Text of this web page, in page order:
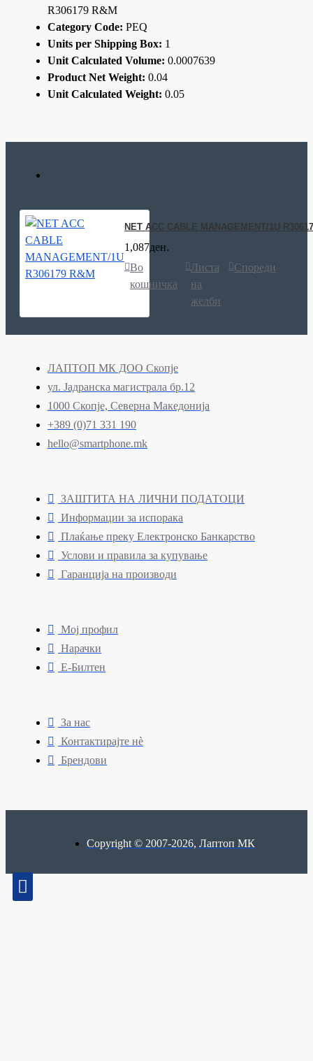
R306179 R&M
Category Code: PEQ
Units per Shipping Box: 1
Unit Calculated Volume: 0.0007639
Product Net Weight: 0.04
Unit Calculated Weight: 0.05
NET ACC CABLE MANAGEMENT/1U
1,087ден.
Во
кошничка
Листа
на
желби
Спореди
ЛАПТОП МК ДОО Скопје
ул. Јадранска магистрала бр.12
1000 Скопје, Северна Македонија
+389 (0)71 331 190
hello@smartphone.mk
ЗАШТИТА НА ЛИЧНИ ПОДАТОЦИ
Информации за испорака
Плаќање преку Електронско Банкарство
Услови и правила за купување
Гаранција на производи
Мој профил
Нарачки
Е-Билтен
За нас
Контактирајте нè
Брендови
Copyright © 2007-2026, Лаптоп МК